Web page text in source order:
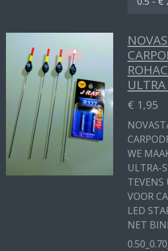
€ 1,95
WE
ULTRA-
TEVENS
VOOR
LED
NET